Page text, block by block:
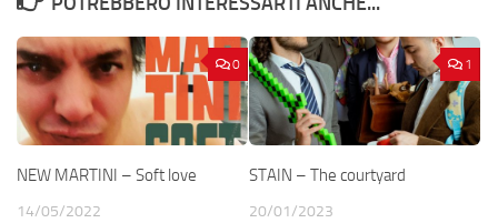
0
NEW MARTINI – Soft love
14/05/2022
1
STAIN – The courtyard
20/01/2023